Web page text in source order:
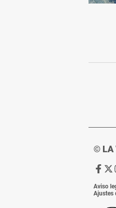
© LA
Ir
Aviso
Ajustes